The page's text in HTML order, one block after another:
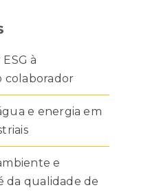
à
colaborador
e energia em
e
da qualidade de